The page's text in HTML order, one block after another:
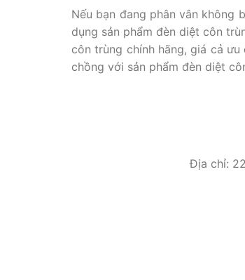
Nếu bạn đang phân vân không
dụng sản phẩm đèn diệt côn
côn trùng chính hãng, giá cả
chồng với sản phẩm đèn diệt
Địa chỉ: